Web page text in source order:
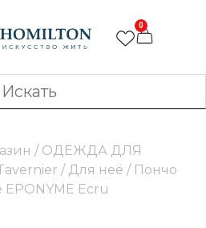
0
/ ОДЕЖДА ДЛЯ
/ Для неё / Пончо
Ecru